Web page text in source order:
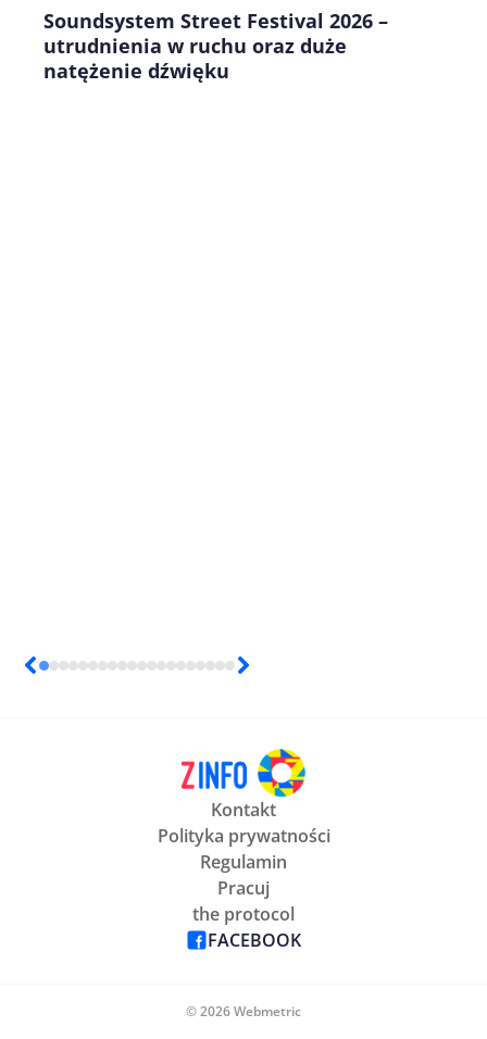
Soundsystem Street Festival 2026 –
utrudnienia w ruchu oraz duże
natężenie dźwięku
Kontakt
Polityka prywatności
Regulamin
Pracuj
the protocol
FACEBOOK
© 2026 Webmetric